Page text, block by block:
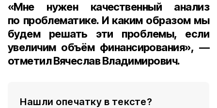
«Мне нужен качественный анализ
по проблематике. И каким образом мы
будем решать эти проблемы, если
увеличим объём финансирования», —
отметил Вячеслав Владимирович.
Нашли опечатку в тексте?